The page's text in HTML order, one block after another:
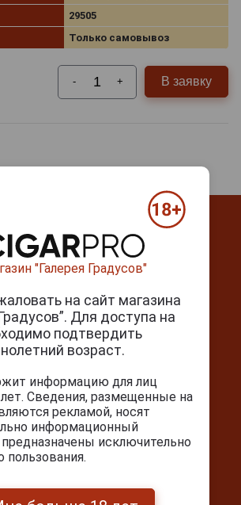
29505
Только самовывоз
- + В заявку
Контакты
Серпуховский вал, д. 5
с 10:00 до 22:00
info@cigarpro.ru
Покупателям
"Галерея Градусов"
на сайт магазина
Для доступа на
подтвердить
возраст.
информацию для лиц
Сведения, размещенные на
рекламой, носят
информационный
предназначены исключительно
пользования.